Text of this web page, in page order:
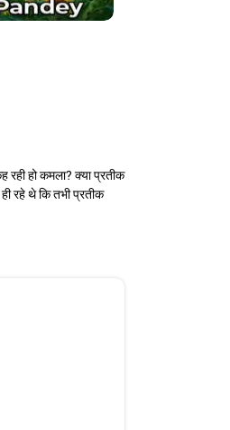
हो कमला? क्या प्रतीक
रहे थे कि तभी प्रतीक